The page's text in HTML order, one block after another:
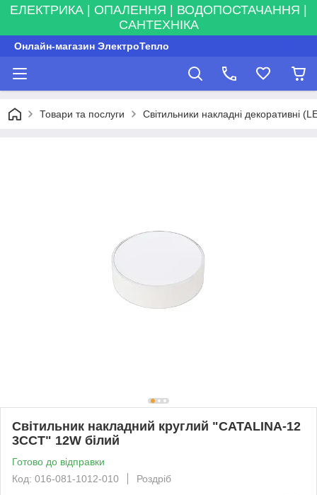
ЕЛЕКТРИКА | ОПАЛЕННЯ | ВОДОПОСТАЧАННЯ |
САНТЕХНІКА
Онлайн-магазин ЭлектроТепло
Товари та послуги Світильники накладні декоративні
Світильник накладний круглий "CATALINA-12
3CCT" 12W білий
Готово до відправки
Код: 016-081-1012-010
Роздріб